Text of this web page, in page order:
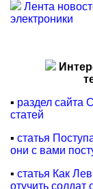
Лента
электроники
▪ раздел сайта
статей
▪ статья
они с вами
▪ статья Как
отучить